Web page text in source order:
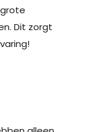
Dit zorgt